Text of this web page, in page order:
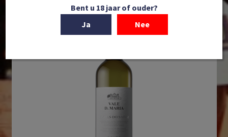
Bent u 18 jaar of ouder?
Ja
Nee